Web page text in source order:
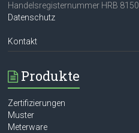
Handelsregisternummer HRB 8150
Datenschutz
Kontakt
Produkte
Zertifizierungen
Muster
Meterware